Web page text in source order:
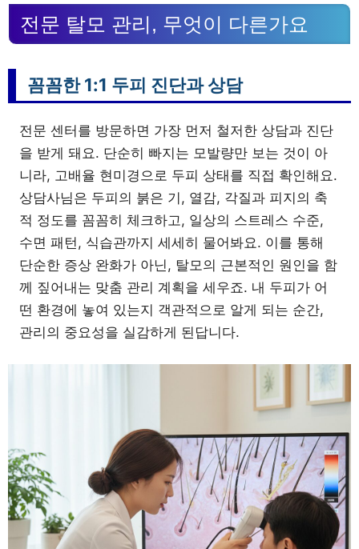
전문 탈모 관리, 무엇이 다른가요
꼼꼼한 1:1 두피 진단과 상담
전문 센터를 방문하면 가장 먼저 철저한 상담과 진단
을 받게 돼요. 단순히 빠지는 모발량만 보는 것이 아
니라, 고배율 현미경으로 두피 상태를 직접 확인해요.
상담사님은 두피의 붉은 기, 열감, 각질과 피지의 축
적 정도를 꼼꼼히 체크하고, 일상의 스트레스 수준,
수면 패턴, 식습관까지 세세히 물어봐요. 이를 통해
단순한 증상 완화가 아닌, 탈모의 근본적인 원인을 함
께 짚어내는 맞춤 관리 계획을 세우죠. 내 두피가 어
떤 환경에 놓여 있는지 객관적으로 알게 되는 순간,
관리의 중요성을 실감하게 된답니다.